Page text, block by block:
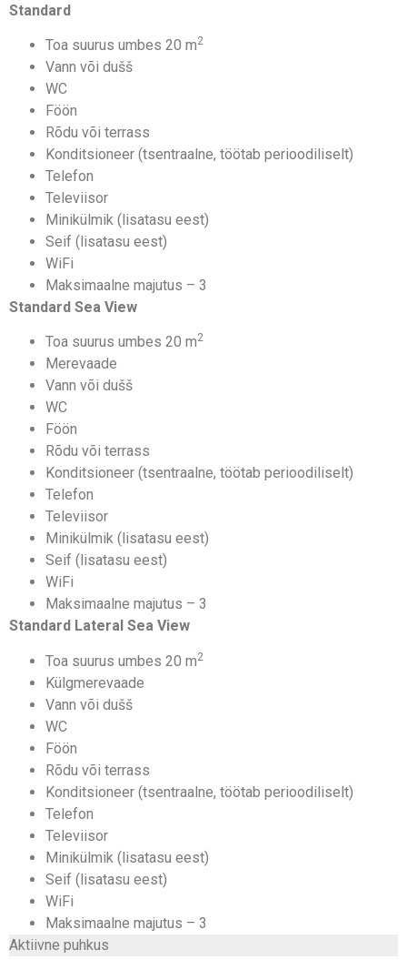
Standard
Toa suurus umbes 20 m2
Vann või dušš
WC
Föön
Rõdu või terrass
Konditsioneer (tsentraalne, töötab perioodiliselt)
Telefon
Televiisor
Minikülmik (lisatasu eest)
Seif (lisatasu eest)
WiFi
Maksimaalne majutus – 3
Standard Sea View
Toa suurus umbes 20 m2
Merevaade
Vann või dušš
WC
Föön
Rõdu või terrass
Konditsioneer (tsentraalne, töötab perioodiliselt)
Telefon
Televiisor
Minikülmik (lisatasu eest)
Seif (lisatasu eest)
WiFi
Maksimaalne majutus – 3
Standard Lateral Sea View
Toa suurus umbes 20 m2
Külgmerevaade
Vann või dušš
WC
Föön
Rõdu või terrass
Konditsioneer (tsentraalne, töötab perioodiliselt)
Telefon
Televiisor
Minikülmik (lisatasu eest)
Seif (lisatasu eest)
WiFi
Maksimaalne majutus – 3
Aktiivne puhkus